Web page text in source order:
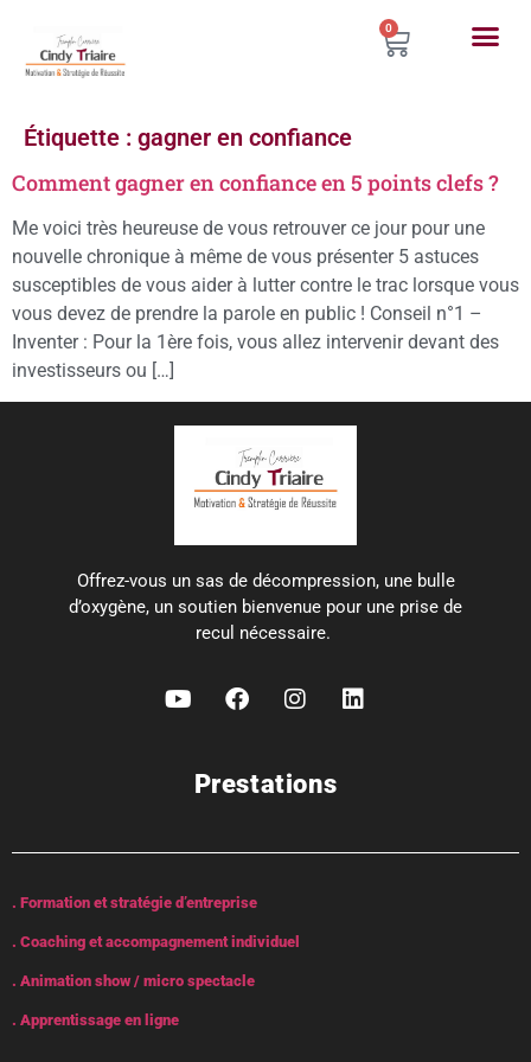
0
Étiquette : gagner en confiance
Comment gagner en confiance en 5 points clefs ?
Me voici très heureuse de vous retrouver ce jour pour une
nouvelle chronique à même de vous présenter 5 astuces
susceptibles de vous aider à lutter contre le trac lorsque vous
vous devez de prendre la parole en public ! Conseil n°1 –
Inventer : Pour la 1ère fois, vous allez intervenir devant des
investisseurs ou […]
Offrez-vous un sas de décompression, une bulle
d’oxygène, un soutien bienvenue pour une prise de
recul nécessaire.
Prestations
. Formation et stratégie d’entreprise
. Coaching et accompagnement individuel
. Animation show / micro spectacle
. Apprentissage en ligne